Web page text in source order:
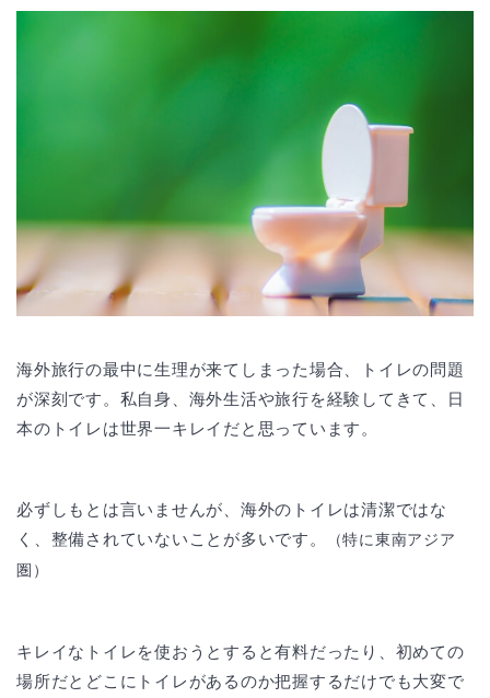
海外旅行の最中に生理が来てしまった場合、トイレの問題
が深刻です。私自身、海外生活や旅行を経験してきて、日
本のトイレは世界一キレイだと思っています。
必ずしもとは言いませんが、海外のトイレは清潔ではな
く、整備されていないことが多いです。
（特に東南アジア
圏）
キレイなトイレを使おうとすると有料だったり、初めての
場所だとどこにトイレがあるのか把握するだけでも大変で